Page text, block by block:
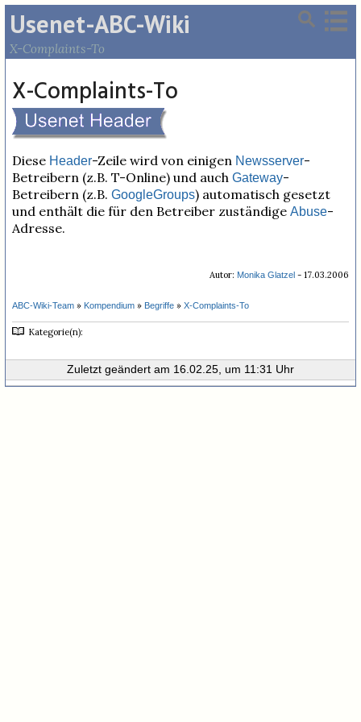
Usenet-ABC-Wiki
X-Complaints-To
X-Complaints-To
Diese Header-Zeile wird von einigen Newsserver-
Betreibern (z.B. T-Online) und auch Gateway-
Betreibern (z.B. GoogleGroups) automatisch gesetzt
und enthält die für den Betreiber zuständige Abuse-
Adresse.
Autor: Monika Glatzel - 17.03.2006
ABC-Wiki-Team » Kompendium » Begriffe » X-Complaints-To
Kategorie(n):
Zuletzt geändert am 16.02.25, um 11:31 Uhr